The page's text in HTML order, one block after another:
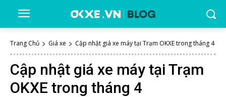
Trang Chủ Giá xe Cập nhật giá xe máy tại Trạm OKXE trong tháng 4
Cập nhật giá xe máy tại Trạm
OKXE trong tháng 4